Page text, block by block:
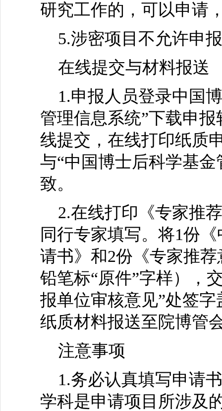
研究工作的，可以申请
5.涉密项目不允许申
在线提交与材料报送
1.申报人员登录中国
管理信息系统”下载申
线提交，在线打印纸质
与“中国博士后科学基
致。
2.在线打印《专家推
同行专家填写。将1份
请书》和2份《专家推
铅笔标“原件”字样），
报单位审核意见”处签字
纸质材料报送至院博管
注意事项
1.务必认真填写申请
学科是申请项目所涉及